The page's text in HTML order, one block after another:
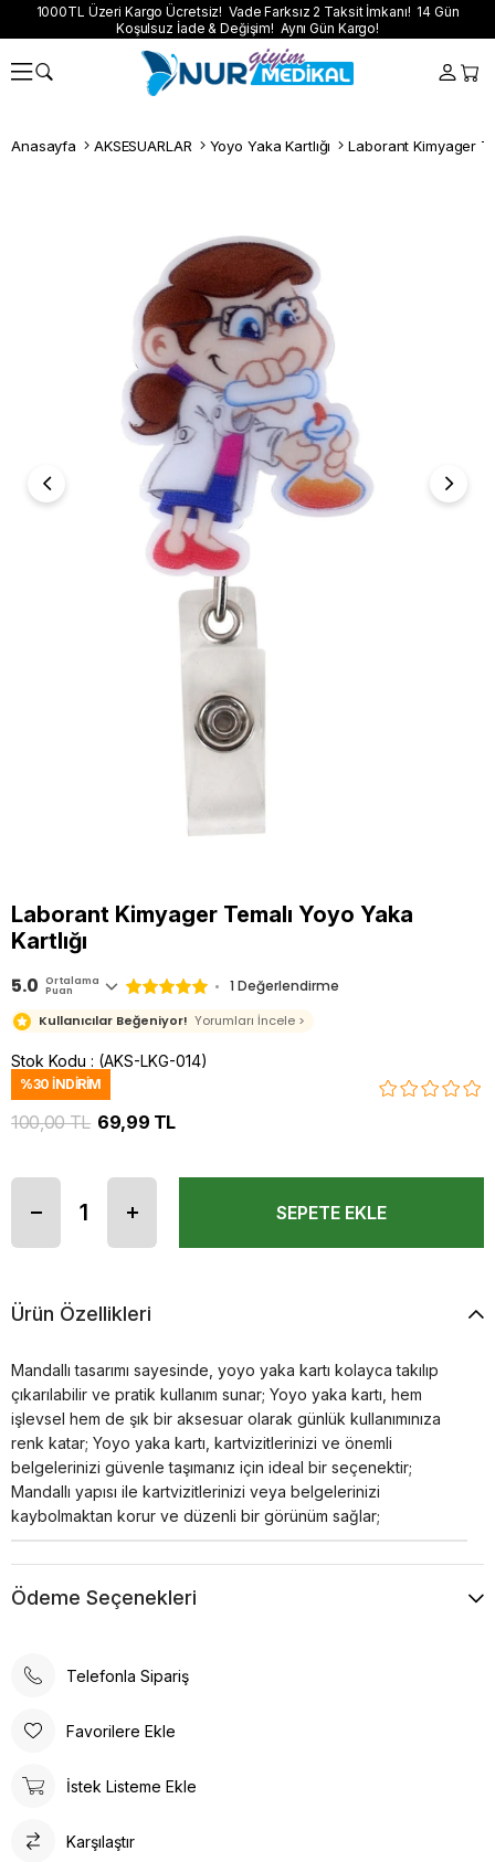
1000TL Üzeri Kargo Ücretsiz! Vade Farksız 2 Taksit İmkanı! 14 Gün
Koşulsuz İade & Değişim! Aynı Gün Kargo!
Anasayfa AKSESUARLAR Yoyo Yaka Kartlığı Laborant Kimyager
Laborant Kimyager Temalı Yoyo Yaka
Kartlığı
5.0 Ortalama
Puan 1 Değerlendirme
Kullanıcılar Beğeniyor! Yorumları İncele >
Stok Kodu (AKS-LKG-014)
%30 İNDIRIM
100,00 TL 69,99 TL
Ürün Özellikleri
Mandallı tasarımı sayesinde, yoyo yaka kartı kolayca takılıp
çıkarılabilir ve pratik kullanım sunar; Yoyo yaka kartı, hem
işlevsel hem de şık bir aksesuar olarak günlük kullanımınıza
renk katar; Yoyo yaka kartı, kartvizitlerinizi ve önemli
belgelerinizi güvenle taşımanız için ideal bir seçenektir;
Mandallı yapısı ile kartvizitlerinizi veya belgelerinizi
kaybolmaktan korur ve düzenli bir görünüm sağlar;
Ödeme Seçenekleri
Telefonla Sipariş
Favorilere Ekle
İstek Listeme Ekle
Karşılaştır